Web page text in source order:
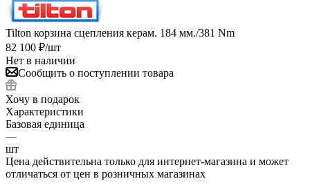
Tilton корзина сцепления керам. 184 мм./381 Nm
82 100 ₽/шт
Нет в наличии
Сообщить о поступлении товара
Хочу в подарок
Характеристики
Базовая единица
—
шт
Цена действительна только для интернет-магазина и может
отличаться от цен в розничных магазинах